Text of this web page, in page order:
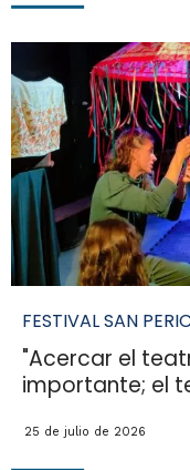
FESTIVAL SAN
"Acercar el
importante; el
25 de julio de 2026